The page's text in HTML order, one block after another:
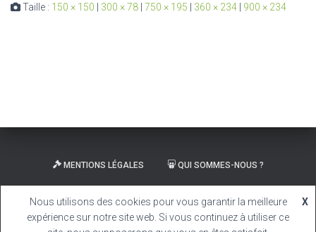
Taille : 150 × 150 300 × 78 750 × 195 360 × 234 900 × 234
MENTIONS LÉGALES QUI SOMMES-NOUS ?
CARRIÈRE
Nous utilisons des cookies pour vous garantir la meilleure
expérience sur notre site web. Si vous continuez à utiliser ce
X